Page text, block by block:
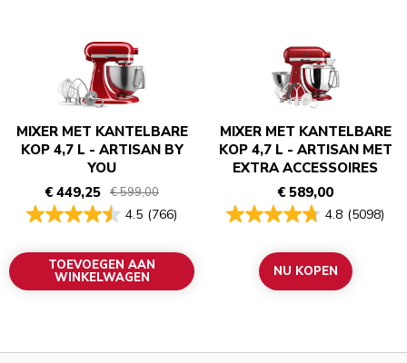
MIXER MET KANTELBARE
KOP 4,7 L - ARTISAN BY
YOU
€ 449,25 € 599,00
4.5 (766)
TOEVOEGEN AAN
WINKELWAGEN
MIXER MET KANTELBARE
KOP 4,7 L - ARTISAN MET
EXTRA ACCESSOIRES
€ 589,00
4.8 (5098)
NU KOPEN